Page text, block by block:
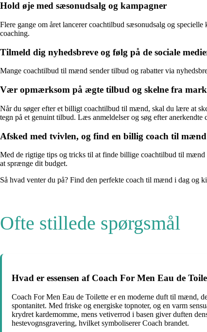
Hold øje med sæsonudsalg og kampagner
Flere gange om året lancerer coachtilbud sæsonudsalg og
coaching.
Tilmeld dig nyhedsbreve og følg på de sociale
Mange coachtilbud til mænd sender tilbud og rabatter via
Vær opmærksom på ægte tilbud og skelne fra
Når du søger efter et billigt coachtilbud til mænd, skal du lære at
tegn på et genuint tilbud. Læs anmeldelser og søg efter
Afsked med tvivlen, og find en billig coach til
Med de rigtige tips og tricks til at finde billige coachtilbud til
at sprænge dit budget.
Så hvad venter du på? Find den perfekte coach til mænd i dag og
Ofte stillede spørgsmål
Hvad er essensen af Coach For Men Eau de
Coach For Men Eau de Toilette er en moderne duft til mænd,
spontanitet. Med friske og energiske topnoter, og en varm
krydret kardemomme, mens vetiverrod i basen giver duften
hestevognsgravering, hvilket symboliserer Coach brandet.